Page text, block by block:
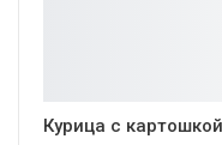
Курица с